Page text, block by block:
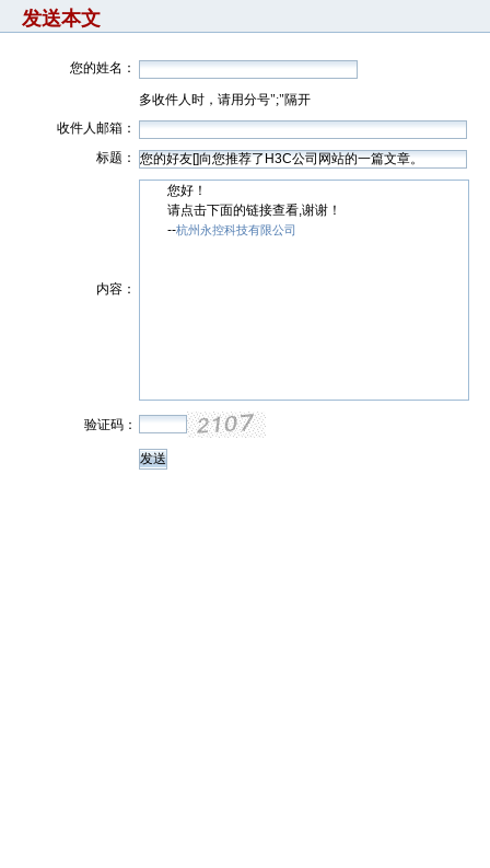
发送本文
您的姓名：
多收件人时，请用分号";"隔开
收件人邮箱：
标题：
内容：
您好！
请点击下面的链接查看,谢谢！
--杭州永控科技有限公司
验证码：